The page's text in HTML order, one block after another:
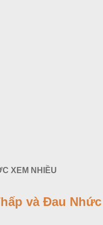
XEM NHIỀU
và Đau